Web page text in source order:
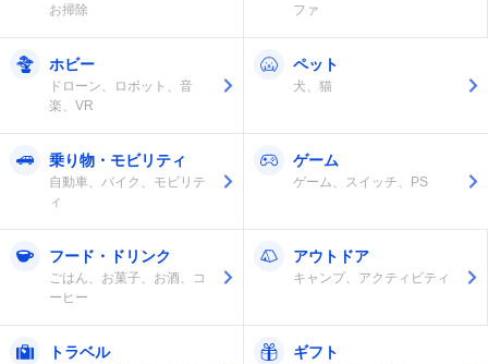
お掃除
ファ
ホビー
ドローン、ロボット、音
楽、VR
ペット
犬、猫
乗り物・モビリティ
自動車、バイク、モビリテ
ィ
ゲーム
ゲーム、スイッチ、PS
フード・ドリンク
ごはん、お菓子、お酒、コ
ーヒー
アウトドア
キャンプ、アクティビティ
トラベル ギフト